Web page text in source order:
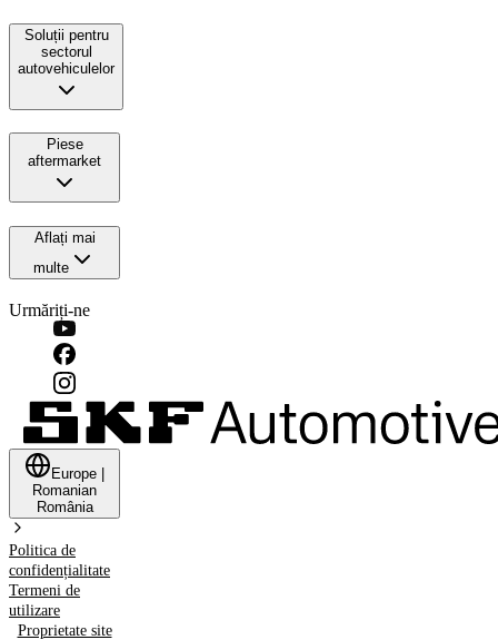
Soluții pentru
sectorul
autovehiculelor
Piese
aftermarket
Aflați mai
multe
Urmăriți-ne
Europe
Romanian
România
Politica de
confidențialitate
Termeni de
utilizare
Proprietate site